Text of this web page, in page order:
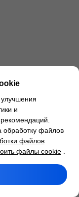
и
обработку файлов
файлов
файлы cookie